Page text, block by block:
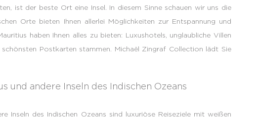
ist der beste Ort eine Insel. In diesem Sinne schauen wir uns die
Orte bieten Ihnen allerlei Möglichkeiten zur Entspannung und
haben Ihnen alles zu bieten: Luxushotels, unglaubliche Villen
Postkarten stammen. Michaël Zingraf Collection lädt Sie
und andere Inseln des Indischen Ozeans
Inseln des Indischen Ozeans sind luxuriöse Reiseziele mit weißen